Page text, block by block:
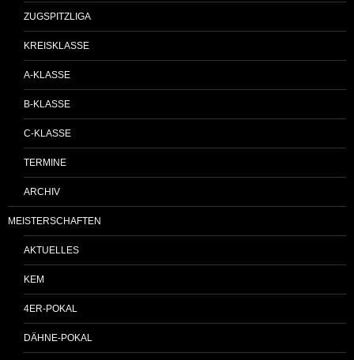
ZUGSPITZLIGA
KREISKLASSE
A-KLASSE
B-KLASSE
C-KLASSE
TERMINE
ARCHIV
MEISTERSCHAFTEN
AKTUELLES
KEM
4ER-POKAL
DÄHNE-POKAL